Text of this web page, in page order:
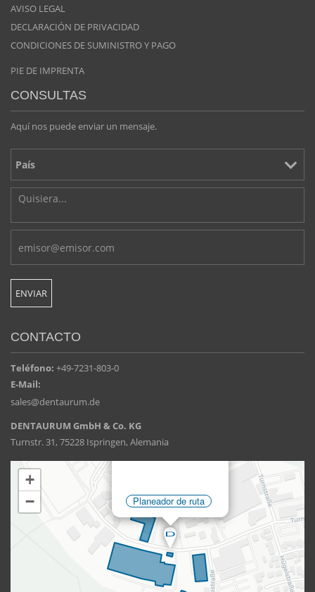
AVISO LEGAL
DECLARACIÓN DE PRIVACIDAD
CONDICIONES DE SUMINISTRO Y PAGO
PIE DE IMPRENTA
CONSULTAS
Aquí nos puede enviar un mensaje.
CONTACTO
Teléfono: +49-7231-803-0
E-Mail:
sales@dentaurum.de
DENTAURUM GmbH & Co. KG
Turnstr. 31, 75228 Ispringen, Alemania